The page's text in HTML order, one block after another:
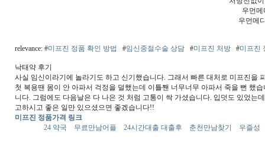
우먼
우먼메
relevance: #미프진 정품 확인 방법 #임신중절수술 상담 #미프진 처방 #미프진
낙태약 후기
사실 임신이라기에 놀라기도 하고 신기했습니다. 그래서 빠른 대처로 미프진을
첫 복용땐 몸이 안 아파서 걱정을 덜했는데 이틀짼 너무너무 아파서 죽을 뻔 했
니다. 그럼에도 다음날은 다 나은 것 처럼 고통이 싹 가셨습니다. 입덧도 있었
고하시고 좋은 일만 있으셨으면 좋겠습니다!!
미프진 정품가격 링크
24 약국
무료만남어플 24시간대출 대출후 춘천만남찾기 우즐성